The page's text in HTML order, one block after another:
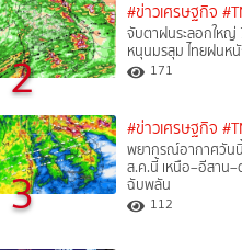
2
#ข่าวเศรษฐกิจ
จับตาฝนระลอกให
หนุนมรสุม ไทยฝนห
171
3
#ข่าวเศรษฐกิจ
พยากรณ์อากาศวัน
ส.ค.นี้ เหนือ–อีสาน
ฉับพลัน
112